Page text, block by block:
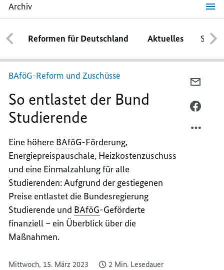
Archiv
So
entlastet
der
Bund
Studierende
Reformen für Deutschland Aktuelles
BAföG-Reform und Zuschüsse
So entlastet der Bund
Studierende
Eine höhere BAföG-Förderung,
Energiepreispauschale, Heizkostenzuschuss
und eine Einmalzahlung für alle
Studierenden: Aufgrund der gestiegenen
Preise entlastet die Bundesregierung
Studierende und BAföG-Geförderte
finanziell – ein Überblick über die
Maßnahmen.
Mittwoch, 15. März 2023 2 Min. Lesedauer